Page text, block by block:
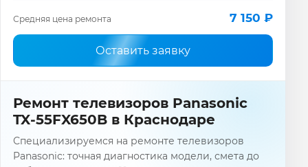
Средняя цена ремонта 7 150 ₽
Оставить заявку
Ремонт телевизоров Panasonic
TX-55FX650B в Краснодаре
Специализируемся на ремонте телевизоров
Panasonic: точная диагностика модели, смета до